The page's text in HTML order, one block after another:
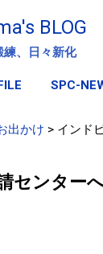
イン コンテンツ
BLOG
練、日々新化
SPC-
出かけ > インド
センター